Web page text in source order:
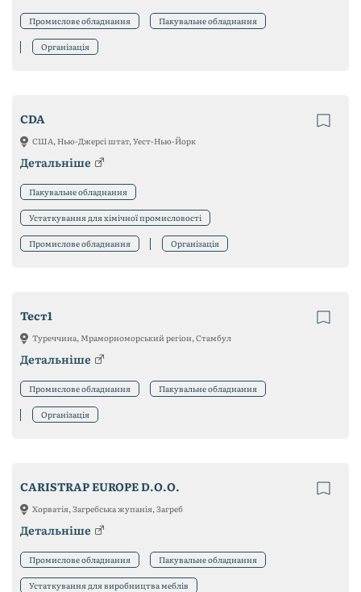
Промислове обладнання Пакувальне обладнання
Організація
CDA
США, Нью-Джерсі штат, Уест-Нью-Йорк
Детальніше
Пакувальне обладнання
Устаткування для хімічної промисловості
Промислове обладнання Організація
Тест1
Туреччина, Мраморноморський регіон, Стамбул
Детальніше
Промислове обладнання Пакувальне обладнання
Організація
CARISTRAP EUROPE D.O.O.
Хорватія, Загребська жупанія, Загреб
Детальніше
Промислове обладнання Пакувальне обладнання
Устаткування для виробництва меблів